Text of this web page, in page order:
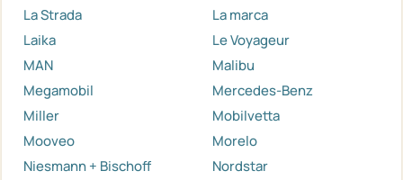
La Strada
La marca
Laika
Le Voyageur
MAN
Malibu
Megamobil
Mercedes-Benz
Miller
Mobilvetta
Mooveo
Morelo
Niesmann + Bischoff
Nordstar